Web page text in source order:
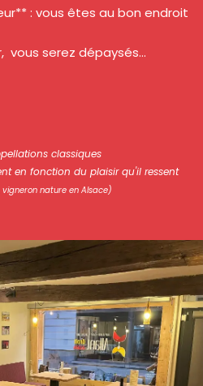
: vous êtes au bon endroit
vous serez dépaysés...
classiques
en fonction du plaisir qu'il ressent
nature en Alsace)